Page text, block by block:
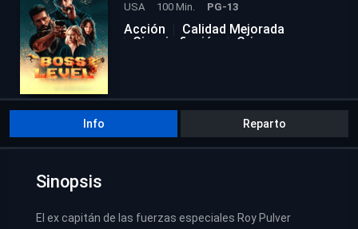
USA 100 Min. PG-13
Acción
Calidad Mejorada
Ciencia ficción
Crimen
Info Reparto
Sinopsis
El ex capitán de las fuerzas especiales Roy Pulver